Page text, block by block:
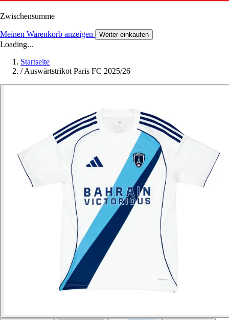
Zwischensumme
Meinen Warenkorb anzeigen Weiter einkaufen
Loading...
Startseite
/ Auswärtstrikot Paris FC 2025/26